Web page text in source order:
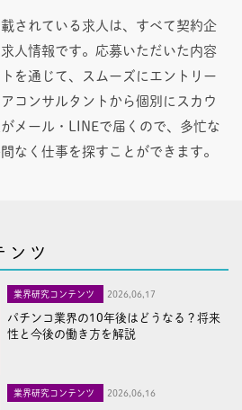
されている求人は、すべて契約企
人情報です。応募いただいた内容
を通じて、スムーズにエントリー
コンサルタントから個別にスカウ
メール・LINEで届くので、多忙な
なく仕事を探すことができます。
ンツ
業界研究コンテンツ 2026,06,17
パチンコ業界の10年後はどうなる？将来
性と今後の働き方を解説
業界研究コンテンツ 2026,06,16